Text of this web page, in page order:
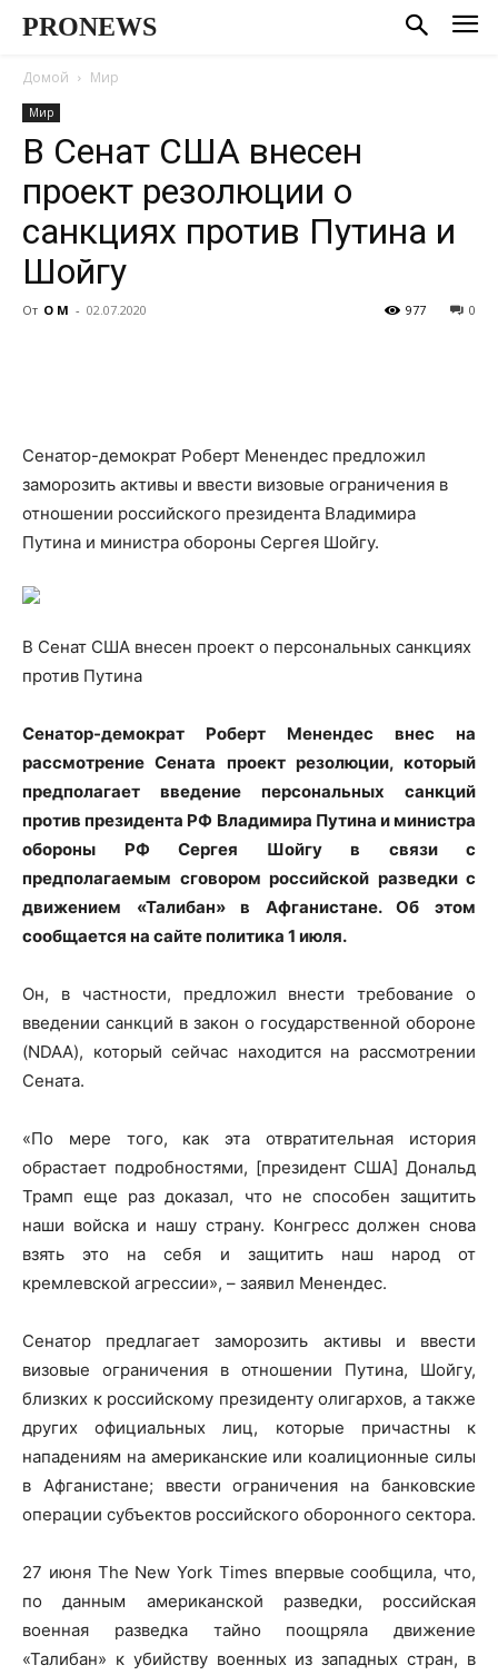
PRONEWS
Домой Мир
Мир
В Сенат США внесен
проект резолюции о
санкциях против Путина и
Шойгу
От О М - 02.07.2020 0
977
Сенатор-демократ Роберт Менендес предложил
заморозить активы и ввести визовые ограничения в
отношении российского президента Владимира
Путина и министра обороны Сергея Шойгу.
В Сенат США внесен проект о персональных санкциях
против Путина
Сенатор-демократ Роберт Менендес внес на
рассмотрение Сената проект резолюции, который
предполагает введение персональных санкций
против президента РФ Владимира Путина и министра
обороны РФ Сергея Шойгу в связи с
предполагаемым сговором российской разведки с
движением «Талибан» в Афганистане. Об этом
сообщается на сайте политика 1 июля.
Он, в частности, предложил внести требование о
введении санкций в закон о государственной обороне
(NDAA), который сейчас находится на рассмотрении
Сената.
«По мере того, как эта отвратительная история
обрастает подробностями, [президент США] Дональд
Трамп еще раз доказал, что не способен защитить
наши войска и нашу страну. Конгресс должен снова
взять это на себя и защитить наш народ от
кремлевской агрессии», – заявил Менендес.
Сенатор предлагает заморозить активы и ввести
визовые ограничения в отношении Путина, Шойгу,
близких к российскому президенту олигархов, а также
других официальных лиц, которые причастны к
нападениям на американские или коалиционные силы
в Афганистане; ввести ограничения на банковские
операции субъектов российского оборонного сектора.
27 июня The New York Times впервые сообщила, что,
по данным американской разведки, российская
военная разведка тайно поощряла движение
«Талибан» к убийству военных из западных стран, в